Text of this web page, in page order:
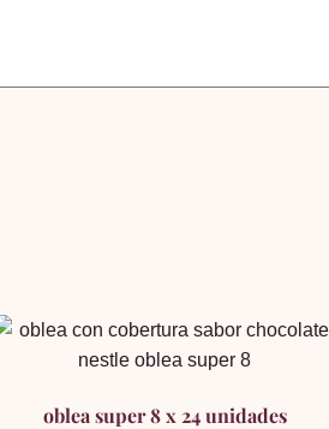
oblea super 8 x 24 unidades